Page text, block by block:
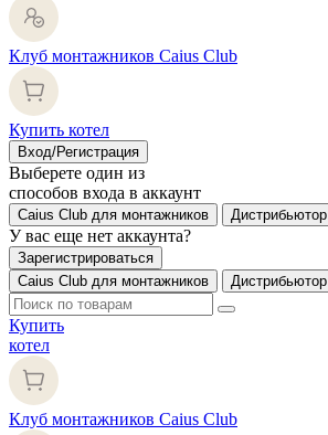
Клуб монтажников Caius Club
Купить котел
Вход/Регистрация
Выберете один из
способов входа в аккаунт
Caius Club для монтажников Дистрибьютор
У вас еще нет аккаунта?
Зарегистрироваться
Caius Club для монтажников
Дистрибьютор
Купить
котел
Клуб монтажников Caius Club